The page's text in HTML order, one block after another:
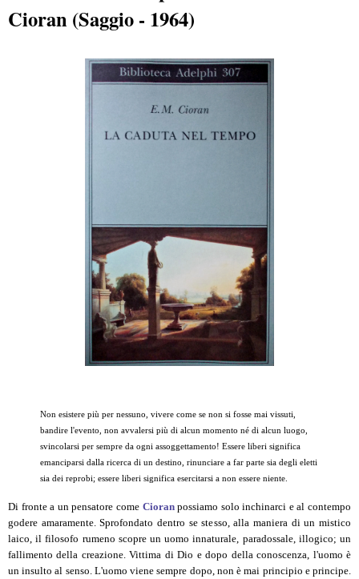
Cioran (Saggio - 1964)
Non esistere più per nessuno, vivere come se non si fosse mai vissuti,
bandire l'evento, non avvalersi più di alcun momento né di alcun luogo,
svincolarsi per sempre da ogni assoggettamento! Essere liberi significa
emanciparsi dalla ricerca di un destino, rinunciare a far parte sia degli eletti
sia dei reprobi; essere liberi significa esercitarsi a non essere niente.
Di fronte a un pensatore come Cioranpossiamo solo inchinarci e al contempo
godere amaramente. Sprofondato dentro se stesso, alla maniera di un mistico
laico, il filosofo rumeno scopre un uomo innaturale, paradossale, illogico; un
fallimento della creazione. Vittima di Dio e dopo della conoscenza, l'uomo è
un insulto al senso. L'uomo viene sempre dopo, non è mai principio e principe.